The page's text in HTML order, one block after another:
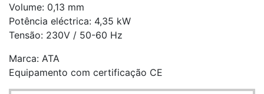
Volume: 0,13 mm
Potência eléctrica: 4,35 kW
Tensão: 230V / 50-60 Hz
Marca: ATA
Equipamento com certificação CE